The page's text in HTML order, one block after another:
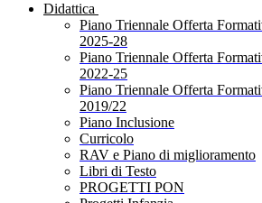
Didattica
Piano Triennale Offerta
2025-28
Piano Triennale Offerta
2022-25
Piano Triennale Offerta
2019/22
Piano Inclusione
Curricolo
RAV e Piano di miglioramento
Libri di Testo
PROGETTI PON